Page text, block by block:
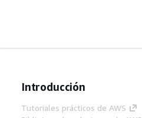
Introducción
Tutoriales prácticos de AWS